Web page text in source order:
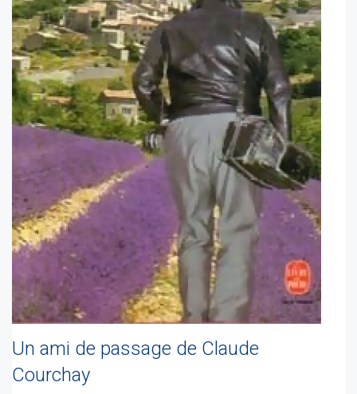
Un ami de passage de Claude
Courchay